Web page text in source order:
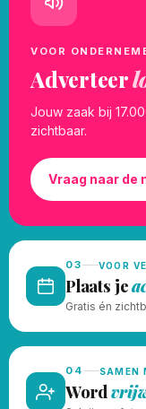
VOOR
Adverteer
Jouw zaak bij
zichtbaar.
Vraag naar de
03 VOOR
Plaats je
Gratis én
04 SAMEN
Word